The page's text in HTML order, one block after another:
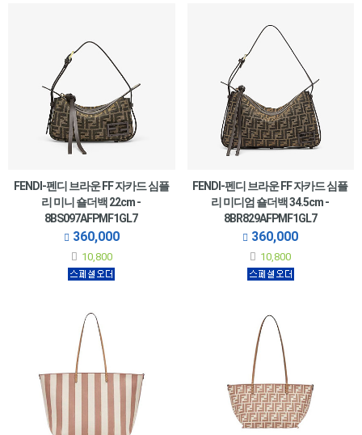
FENDI-펜디 브라운 FF 자카드 심플
리 미니 숄더백 22cm -
8BS097AFPMF1GL7
360,000
10,800
FENDI-펜디 브라운 FF 자카드 심플
리 미디엄 숄더백 34.5cm -
8BR829AFPMF1GL7
360,000
10,800